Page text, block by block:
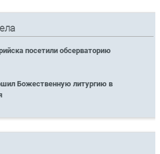
посетили обсерваторию
Божественную литургию в